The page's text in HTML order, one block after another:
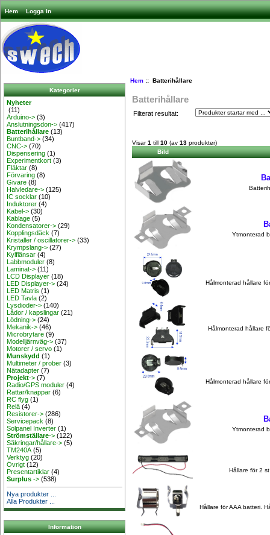
Hem Logga In
Kategorier
Nyheter
(11)
Arduino-> (3)
Anslutningsdon-> (417)
Batterihållare (13)
Buntband-> (34)
CNC-> (70)
Dispensering (1)
Experimentkort (3)
Fläktar (8)
Förvaring (8)
Givare (8)
Halvledare-> (125)
IC socklar (10)
Induktorer (4)
Kabel-> (30)
Kablage (5)
Kondensatorer-> (29)
Kopplingsdäck (7)
Kristaller / oscillatorer-> (33)
Krympslang-> (27)
Kylflänsar (4)
Labbmoduler (8)
Laminat-> (11)
LCD Displayer (18)
LED Displayer-> (24)
LED Matris (1)
LED Tavla (2)
Lysdioder-> (140)
Lådor / kapslingar (21)
Lödning-> (24)
Mekanik-> (46)
Microbrytare (9)
Modelljärnväg-> (37)
Motorer / servo (1)
Munskydd (1)
Multimeter / prober (3)
Nätadapter (7)
Projekt-> (7)
Radio/GPS moduler (4)
Rattar/knappar (6)
RC flyg (1)
Relä (4)
Resistorer-> (286)
Servicepack (8)
Solpanel Inverter (1)
Strömställare-> (122)
Säkringar/hållare-> (5)
TM240A (5)
Verktyg (20)
Övrigt (12)
Presentartiklar (4)
Surplus-> (538)
Nya produkter ...
Alla Produkter ...
Information
Hem:: Batterihållare
Batterihållare
Filterat resultat:
Visar1 till 10 (av 13 produkter)
Bild
Ytmonterad
Hålmonterad hållare
Hålmonterad hållare
Hålmonterad hållare
Ytmonterad
Hållare för 2
Hållare för AAA batteri.